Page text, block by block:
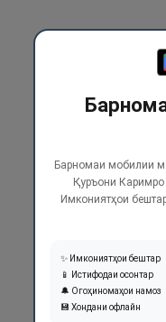
Барномаи мобилии
Қуръони
Имкониятҳои
✨ Имкониятҳои бештар
📱 Истифодаи осонтар
🔔 Огоҳиномаҳои намоз
💾 Хондани офлайн